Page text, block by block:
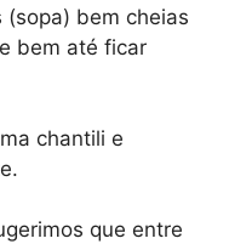
bem cheias
bem até ficar
chantili e
que entre